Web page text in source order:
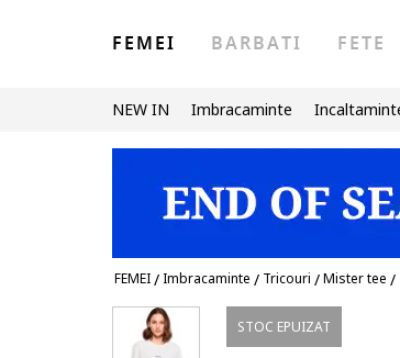
FEMEI BARBATI FETE
NEW IN Imbracaminte
FEMEI/Imbracaminte / Tricouri /Mister tee /
STOC EPUIZAT